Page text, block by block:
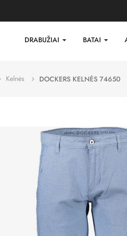
DRABUŽIAI BATAI
Kelnės DOCKERS KELNĖS 74650